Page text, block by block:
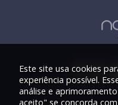
Este site usa cookies
experiência possível.
análise e
aceito" se concorda